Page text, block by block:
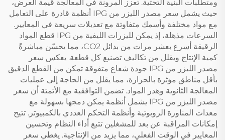
ومتطلبات البنية التحتية. تعزز المرونة في المعالجة قيمة العرض،
حيث يشمل سعر مصدر الليزر من IPG أنظمة قادرة على التعامل
مع مواد مختلفة وأسمك متفاوتة مع تعديلات سريعة في المعايير.
السرعات مذهلة، إذ يمكن لليزرات الليفية من IPG قطع المواد
الرقيقة أسرع بعشر مرات من بدائل CO2، مما يحسّن مباشرةً
كمية الإنتاج ويقلل من تكاليف تصنيع كل قطعة. يعكس سعر
مصدر الليزر من IPG جودة شعاع متفوقة تمكن من القطع الدقيق
بأقل مناطق مؤثرة بالحرارة، مما يقلل من الحاجة إلى عمليات
المعالجة الثانوية وهدر المواد. تضمن التوافقية مع الأتمتة أن سعر
مصدر الليزر من IPG يشمل أنظمة يمكن دمجها بسهولة مع
معدات المناورة الروبوتية وأنظمة التحكم العددي بالكمبيوتر. تتيح
إمكانات المراقبة عن بعد للمشغلين تتبع أداء النظام وتحسين
المعايير في الوقت الفعلي، مما يزيد من الإنتاجية. يغطي سعر